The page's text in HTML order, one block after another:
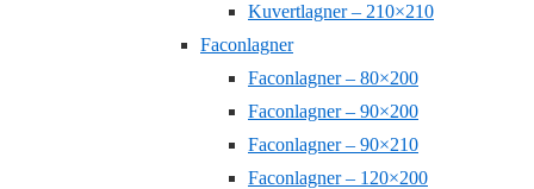
Kuvertlagner – 210×210
Faconlagner
Faconlagner – 80×200
Faconlagner – 90×200
Faconlagner – 90×210
Faconlagner – 120×200